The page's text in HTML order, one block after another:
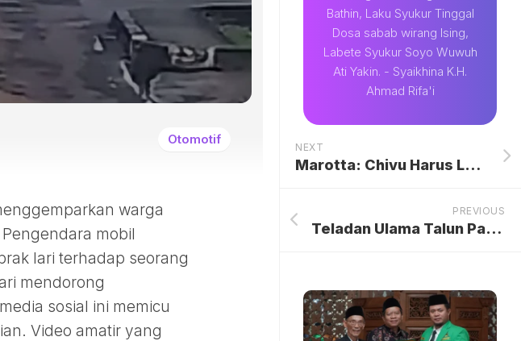
Otomotif
warga
mobil
lari terhadap seorang
mendorong
sosial ini memicu
Video amatir yang
Bathin, Laku Syukur Tinggal
Dosa sabab wirang Ising,
Labete Syukur Soyo Wuwuh
Ati Yakin. - Syaikhina K.H.
Ahmad Rifa'i
NEXT
Marotta: Chivu Harus Lama di Inter
PREVIOUS
Teladan Ulama Talun Pati: Biografi dan Karamah Masyayikh Rifa’iyah